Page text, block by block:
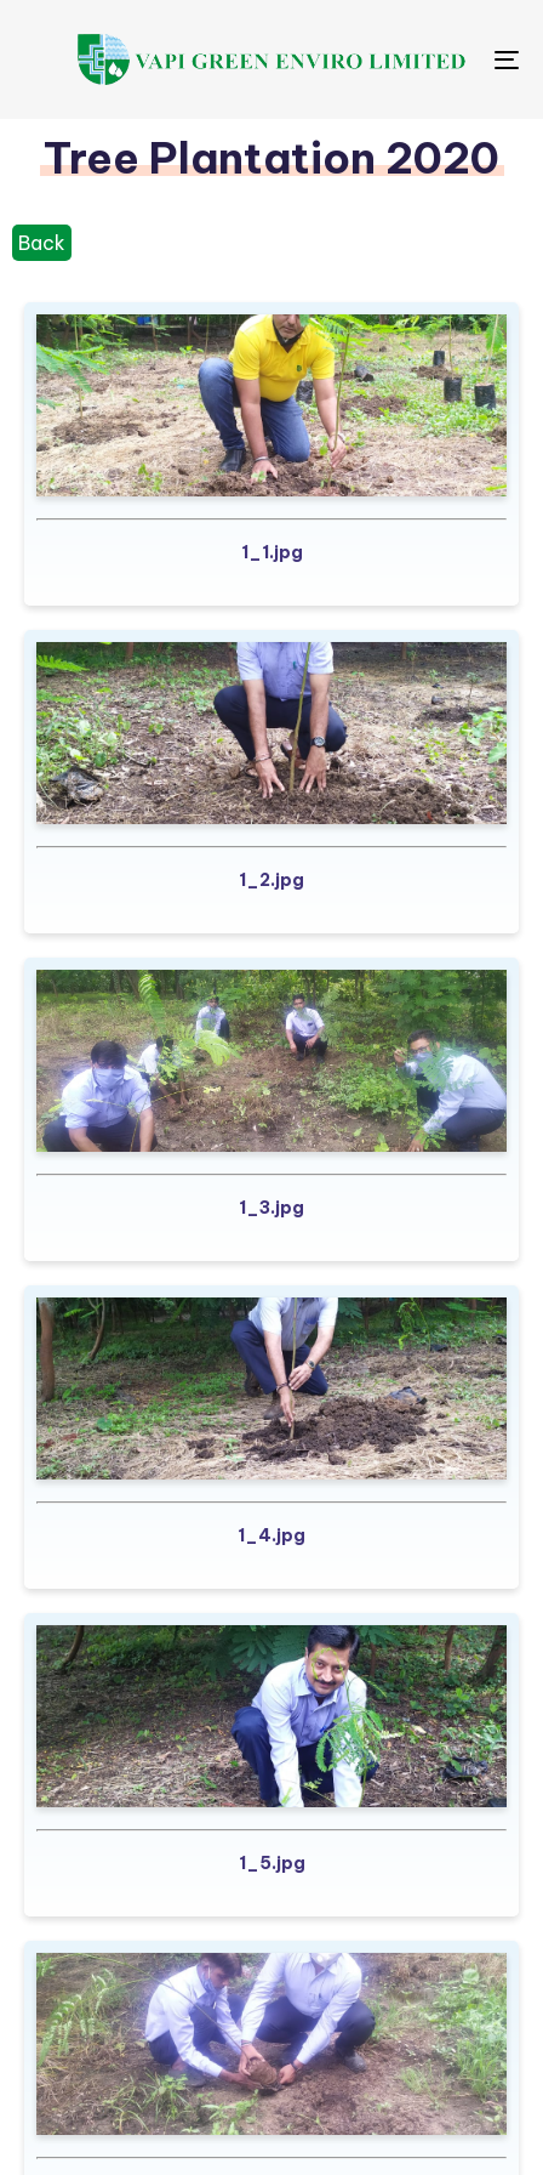
Tree Plantation 2020
Back
1_1.jpg
1_2.jpg
1_3.jpg
1_4.jpg
1_5.jpg